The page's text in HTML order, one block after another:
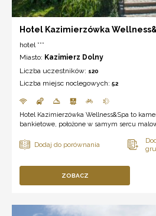
Hotel Kazimierzówka
hotel ***
Miasto: Kazimierz Dolny
Liczba uczestników: 120
Liczba miejsc noclegowych: 52
Hotel Kazimierzówka Wellness&Spa to
bankietowe, położone w samym sercu
ZOBACZ